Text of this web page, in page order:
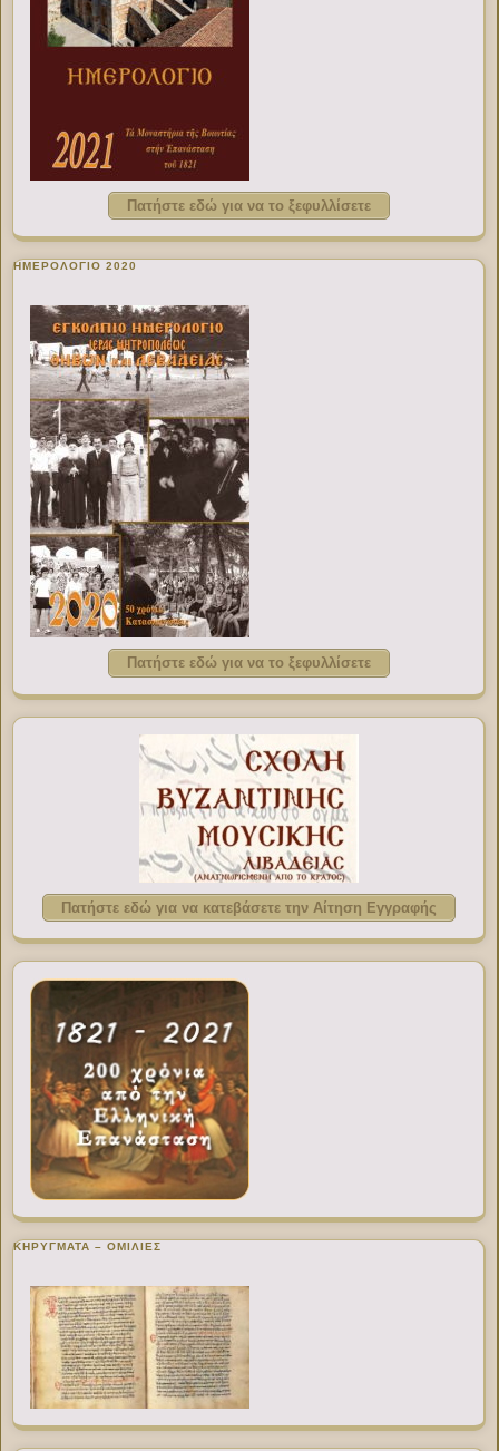
Πατήστε εδώ για να το ξεφυλλίσετε
ΗΜΕΡΟΛΟΓΙΟ 2020
Πατήστε εδώ για να το ξεφυλλίσετε
Πατήστε εδώ για να κατεβάσετε την Αίτηση Εγγραφής
ΚΗΡΥΓΜΑΤΑ – ΟΜΙΛΙΕΣ